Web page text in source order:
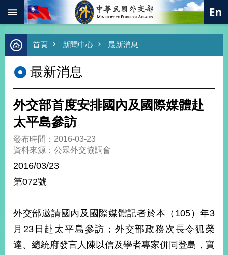
跳到主要內容區塊
進
階
尋
熱
字
總
合
外
價
外
交
經
濟
首頁 新聞中心 最新消息
最新消息
外交部首度安排國內及國際媒體赴
太平島參訪
發布時間：2016-03-23
資料來源：公眾外交協調會
2016/03/23
第072號
外交部邀請國內及國際媒體記者於本（105）年3
月23日赴太平島參訪；外交部政務次長令狐榮
達、總統府發言人陳以信及學者專家併同登島，實